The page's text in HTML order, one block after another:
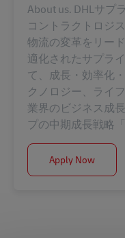
About us. DHLサプ
コントラクトロジ
物流の変革をリー
適化されたサプラ
て、成長・効率化
クノロジー、ライ
業界のビジネス成
プの中期成長戦略
Apply NowKey